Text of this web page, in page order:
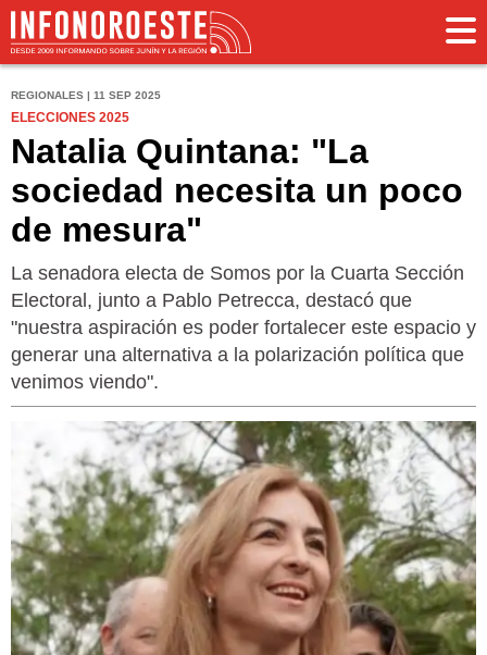
REGIONALES | 11 SEP 2025
ELECCIONES 2025
Natalia Quintana: "La
sociedad necesita un poco
de mesura"
La senadora electa de Somos por la Cuarta Sección
Electoral, junto a Pablo Petrecca, destacó que
"nuestra aspiración es poder fortalecer este espacio y
generar una alternativa a la polarización política que
venimos viendo".